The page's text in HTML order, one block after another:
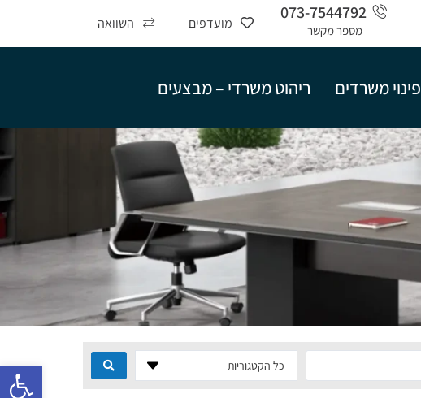
פתח
073-7544792
מספר מקשר מועדפים השוואה
פינוי משרדים ריהוט משרדי – מבצעים
כל הקטגוריות